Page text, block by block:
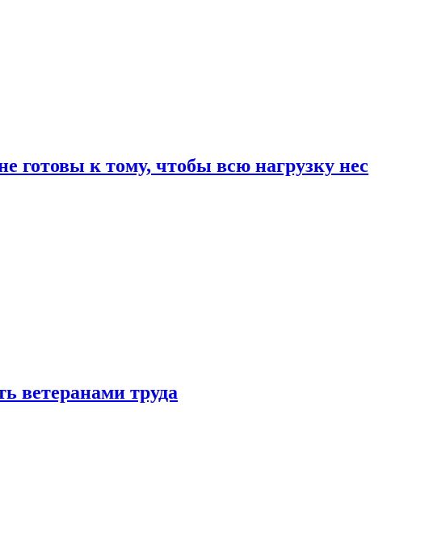
к тому, чтобы всю нагрузку нес
ветеранами труда